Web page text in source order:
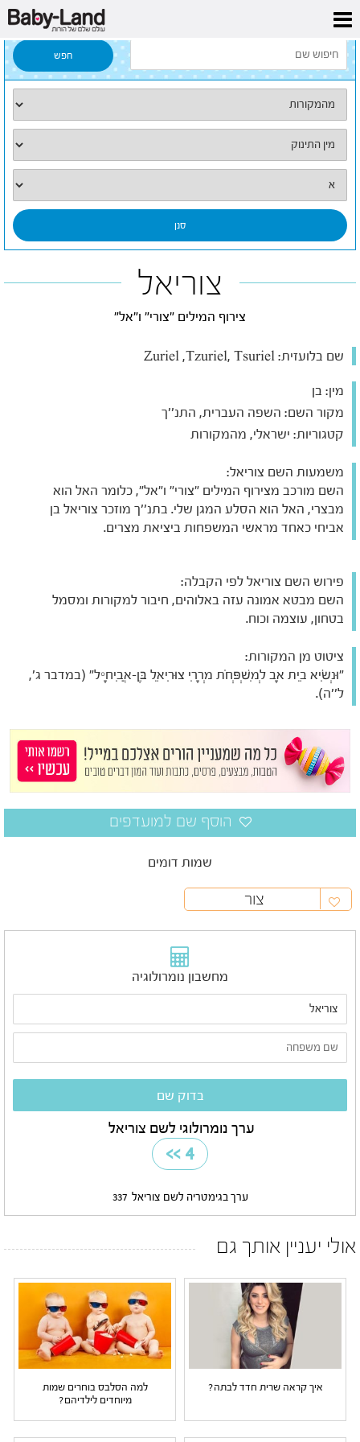
דף הבית
צוריאל
צירוף המילים "צורי" ו"אל"
שם בלועזית:
מין: בן
מקור השם: השפה העברית, התנ''ך
קטגוריות: ישראלי, מהמקורות
משמעות השם צוריאל:
השם מורכב מצירוף המילים "צורי" ו"אל", כלומר האל הוא
מבצרי, האל הוא הסלע המגן שלי. בתנ''ך מוזכר צוריאל בן
אביחי כאחד מראשי המשפחות ביציאת מצרים.
פירוש השם צוריאל לפי הקבלה:
השם מבטא אמונה עזה באלוהים, חיבור למקורות ומסמל
בטחון, עוצמה וכוח.
ציטוט מן המקורות:
"וּנְשִׂיא בֵית אָב לְמִשְׁפְּחֹת מְרָרִי צוּרִיאֵל בֶּן-אֲבִיחָיִל" (במדבר ג',
ל''ה).
שמות דומים
צור
מחשבון נומרולוגיה
ערך נומרולוגי לשם צוריאל
4
>>
ערך בגימטריה לשם צוריאל 337
אולי יעניין אותך גם
איך קראה שרית חדד לבתה?
למה הסלבס בוחרים שמות
מיוחדים לילדיהם?